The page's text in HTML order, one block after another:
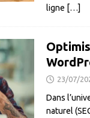
ligne […]
23/07/
Dans
naturel